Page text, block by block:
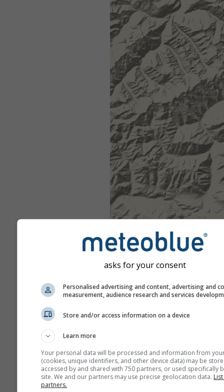
asks for your consent
Personalised advertising and content, advertising and
measurement, audience research and services
Store and/or access information on a device
Learn more
Your personal data will be processed and information from
(cookies, unique identifiers, and other device data) may be
accessed by and shared with 750 partners, or used specifically
site. We and our partners may use precise geolocation data.
partners.